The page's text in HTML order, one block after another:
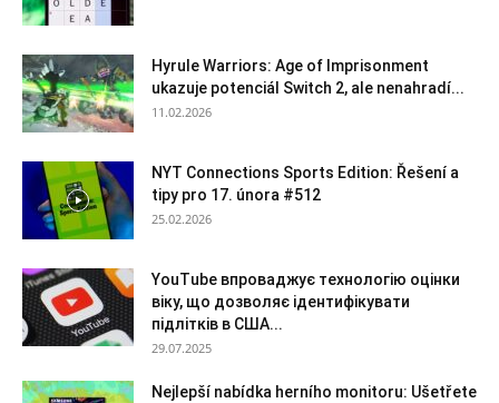
Hyrule Warriors: Age of Imprisonment
ukazuje potenciál Switch 2, ale nenahradí...
11.02.2026
NYT Connections Sports Edition: Řešení a
tipy pro 17. února #512
25.02.2026
YouTube впроваджує технологію оцінки
віку, що дозволяє ідентифікувати
підлітків в США...
29.07.2025
Nejlepší nabídka herního monitoru: Ušetřete